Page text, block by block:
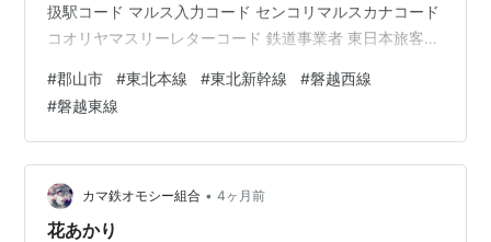
扱駅コード マルス入力コード センコリマルスカナコード
コオリヤマスリーレターコード 鉄道事業者 東日本旅客鉄
路線 東北本線 東北新幹線 磐越西線 磐越東線 水郡線キロ
程 東北本線 東京起点 226.7km 磐越西線 郡山起点 0.0km
磐越東線 いわき起点 85.6 km 名所案内標記載事項(国鉄
営業局昭和30年4月) 記載なし 歴史1887年(明治20)7月
16日 日本…
#郡山市 #東北本線 #東北新幹線 #磐越西線
#磐越東線
カマ鉄オモシー組合 • 4ヶ月前
花あかり